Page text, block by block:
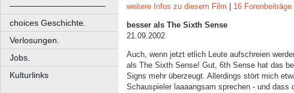
––––––––––––––––––––
choices Geschichte.
Verlosungen.
Jobs.
Kulturlinks
weitere Infos zu diesem Film 16 Forenbeiträge
besser als The Sixth Sense
21.09.2002
Auch, wenn jetzt etlich Leute aufschreien
als The Sixth Sense! Gut, 6th Sense hat das
Signs mehr überzeugt. Allerdings stört mich
Schauspieler laaaangsam sprechen - und